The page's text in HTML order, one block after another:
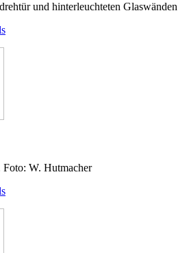
und hinterleuchteten Glaswänden
Foto: W. Hutmacher